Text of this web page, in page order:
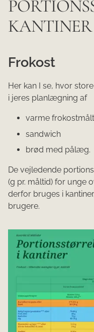
KANTINER
Frokost
Her kan I se, hvor
i jeres planlægning af
varme
sandwich
brød med pålæg.
De vejledende
(g pr. måltid) for unge
derfor bruges i
brugere.